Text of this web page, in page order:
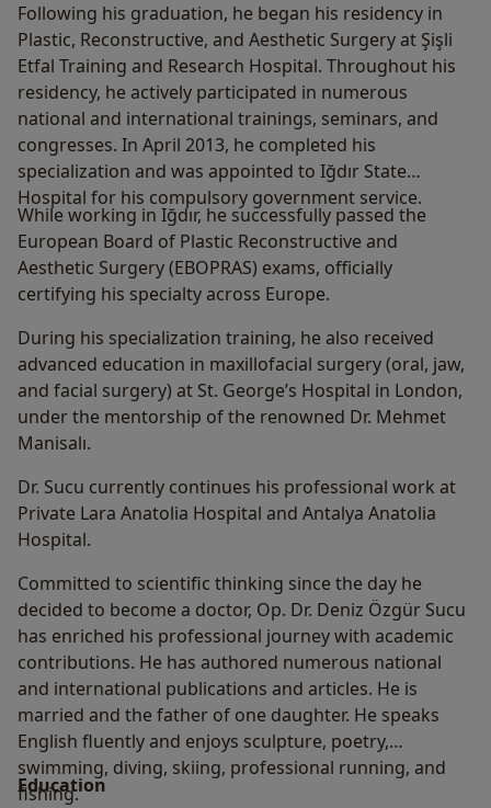
Following his graduation, he began his residency in
Plastic, Reconstructive, and Aesthetic Surgery at Şişli
Etfal Training and Research Hospital. Throughout his
residency, he actively participated in numerous
national and international trainings, seminars, and
congresses. In April 2013, he completed his
specialization and was appointed to Iğdır State
Hospital for his compulsory government service.
While working in Iğdır, he successfully passed the
European Board of Plastic Reconstructive and
Aesthetic Surgery (EBOPRAS) exams, officially
certifying his specialty across Europe.
During his specialization training, he also received
advanced education in maxillofacial surgery (oral, jaw,
and facial surgery) at St. George’s Hospital in London,
under the mentorship of the renowned Dr. Mehmet
Manisalı.
Dr. Sucu currently continues his professional work at
Private Lara Anatolia Hospital and Antalya Anatolia
Hospital.
Committed to scientific thinking since the day he
decided to become a doctor, Op. Dr. Deniz Özgür Sucu
has enriched his professional journey with academic
contributions. He has authored numerous national
and international publications and articles. He is
married and the father of one daughter. He speaks
English fluently and enjoys sculpture, poetry,
swimming, diving, skiing, professional running, and
fishing.
Education